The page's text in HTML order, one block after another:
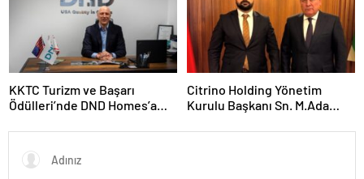
KKTC Turizm ve Başarı
Ödülleri’nde DND Homes’a
Citrino Holding Yönetim
Kurulu Başkanı Sn. M.Ada